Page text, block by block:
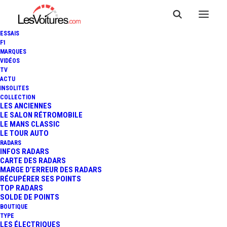
ESSAIS
F1
MARQUES
VIDÉOS
TV
ACTU
INSOLITES
COLLECTION
LES ANCIENNES
LE SALON RÉTROMOBILE
LE MANS CLASSIC
LE TOUR AUTO
RADARS
INFOS RADARS
CARTE DES RADARS
MARGE D’ERREUR DES RADARS
RÉCUPÉRER SES POINTS
TOP RADARS
SOLDE DE POINTS
BOUTIQUE
TYPE
LES ÉLECTRIQUES
4 juin 2013
PORSCHE 911 50TH